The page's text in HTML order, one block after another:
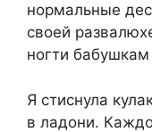
нормальные
своей
ногти
Я стиснула
в ладони.